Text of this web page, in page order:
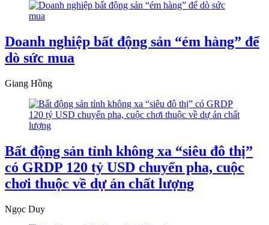
Doanh nghiệp bất động sản “ém hàng” để
dò sức mua
Giang Hồng
Bất động sản tỉnh không xa “siêu đô thị”
có GRDP 120 tỷ USD chuyển pha, cuộc
chơi thuộc về dự án chất lượng
Ngọc Duy